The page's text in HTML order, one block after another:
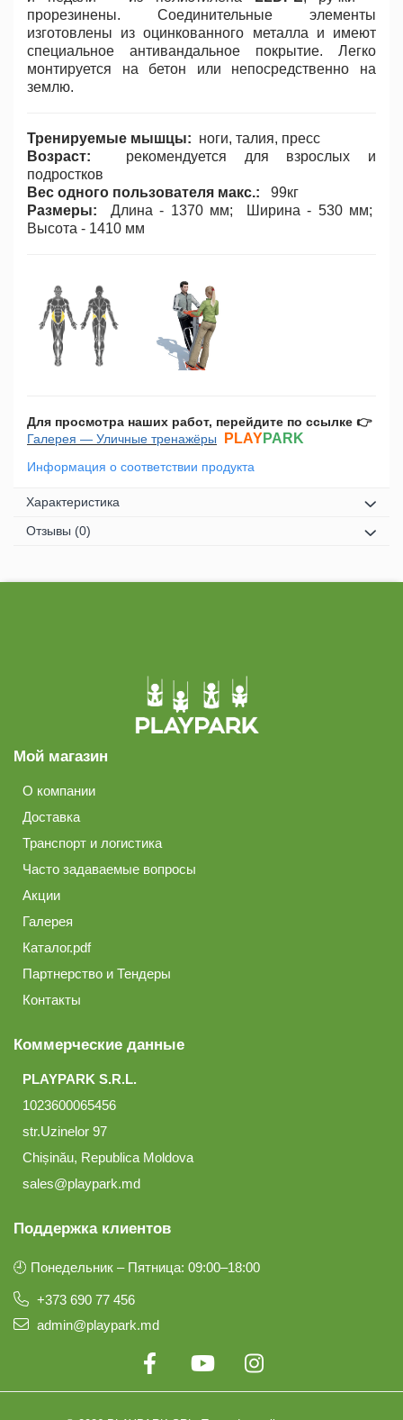
прорезинены. Соединительные элементы
изготовлены из оцинкованного металла и имеют
специальное антивандальное покрытие. Легко
монтируется на бетон или непосредственно на
землю.
Тренируемые мышцы: ноги, талия, пресс
Возраст: рекомендуется для взрослых и
подростков
Вес одного пользователя макс.:
99кг
Размеры:
Длина - 1370 мм; Ширина - 530 мм;
Высота - 1410 мм
Для просмотра наших работ, перейдите по ссылке 👉
Галерея — Уличные тренажёры
PLAYPARK
Информация о соответствии продукта
Характеристика
Отзывы (0)
Мой магазин
О компании
Доставка
Транспорт и логистика
Часто задаваемые вопросы
Акции
Галерея
Каталог.pdf
Партнерство и Тендеры
Контакты
Коммерческие данные
PLAYPARK S.R.L.
1023600065456
str.Uzinelor 97
Chișinău, Republica Moldova
sales@playpark.md
Поддержка клиентов
🕘 Понедельник – Пятница: 09:00–18:00
+373 690 77 456
admin@playpark.md